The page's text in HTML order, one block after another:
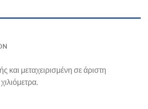
και μεταχειρισμένη σε άριστη